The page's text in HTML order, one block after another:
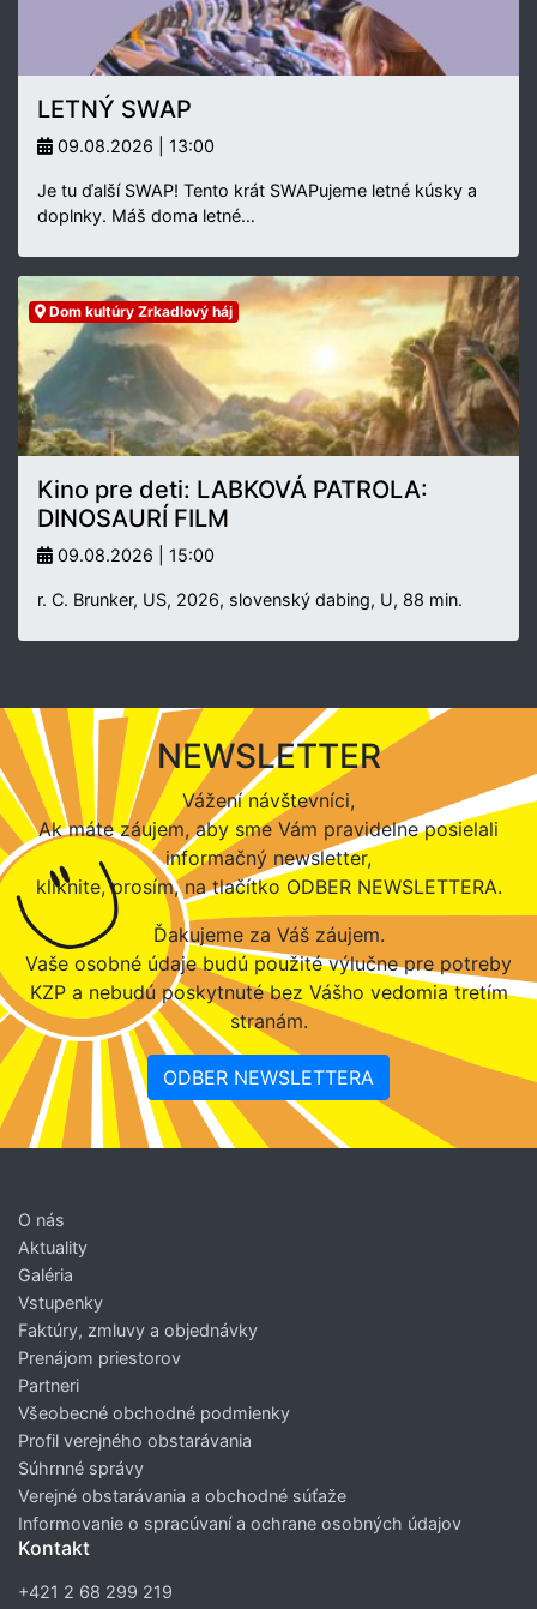
LETNÝ SWAP
09.08.2026 | 13:00
Je tu ďalší SWAP! Tento krát SWAPujeme letné kúsky a
doplnky. Máš doma letné…
Dom kultúry Zrkadlový háj
Kino pre deti: LABKOVÁ PATROLA:
DINOSAURÍ FILM
09.08.2026 | 15:00
r. C. Brunker, US, 2026, slovenský dabing, U, 88 min.
NEWSLETTER
Vážení návštevníci,
Ak máte záujem, aby sme Vám pravidelne posielali
informačný newsletter,
kliknite, prosím, na tlačítko ODBER NEWSLETTERA.
Ďakujeme za Váš záujem.
Vaše osobné údaje budú použité výlučne pre potreby
KZP a nebudú poskytnuté bez Vášho vedomia tretím
stranám.
ODBER NEWSLETTERA
O nás
Aktuality
Galéria
Vstupenky
Faktúry, zmluvy a objednávky
Prenájom priestorov
Partneri
Všeobecné obchodné podmienky
Profil verejného obstarávania
Súhrnné správy
Verejné obstarávania a obchodné súťaže
Informovanie o spracúvaní a ochrane osobných údajov
Kontakt
+421 2 68 299 219